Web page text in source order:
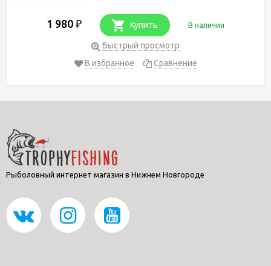
1 980 ₽ Купить В наличии
Быстрый просмотр
В избранное
Сравнение
Рыболовный интернет магазин в Нижнем Новгороде